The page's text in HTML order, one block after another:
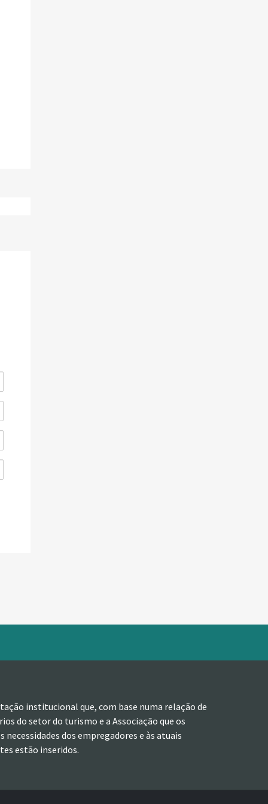
institucional que, com base numa relação de
do setor do turismo e a Associação que os
necessidades dos empregadores e às atuais
estão inseridos.